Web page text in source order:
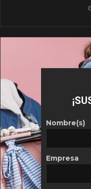
Nombre(s)
Empresa